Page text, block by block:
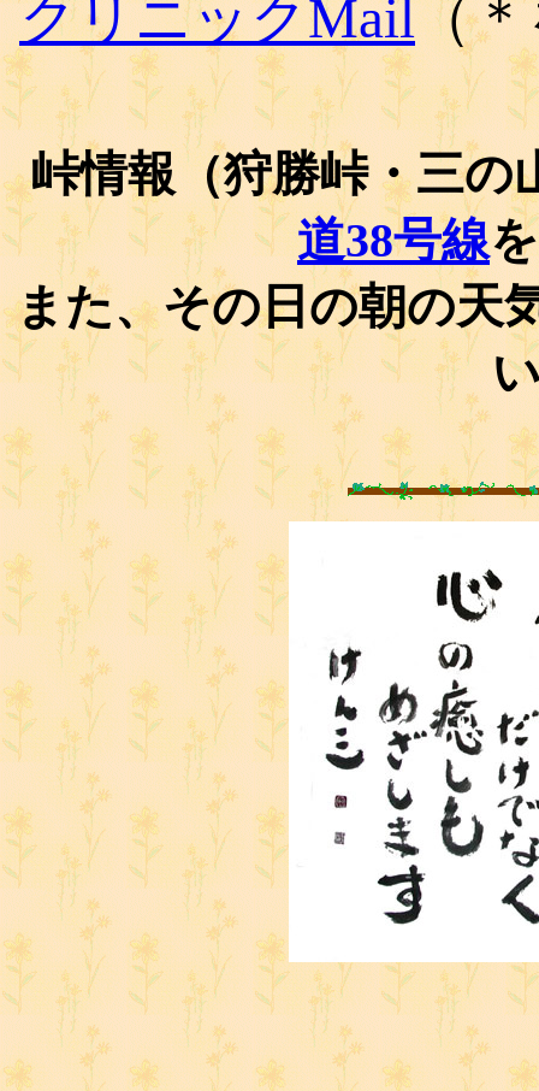
クリニックMail（
峠情報（狩勝峠・三の
道38号線
また、その日の朝の天